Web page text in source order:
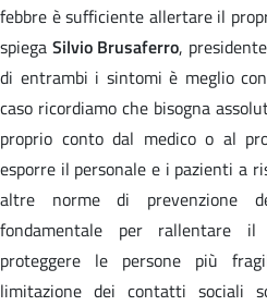
febbre è sufficiente allertare il
spiega Silvio Brusaferro,
di entrambi i sintomi è meglio
caso ricordiamo che bisogna
proprio conto dal medico o al
esporre il personale e i pazienti a
altre norme di prevenzione
fondamentale per rallentare il
proteggere le persone più
limitazione dei contatti sociali